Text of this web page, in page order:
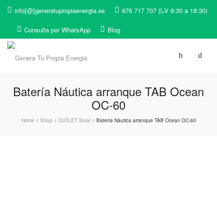
info[@]generatupropiaenergia.es 676 717 707 (L-V 9:30 a 18:30)
Consulta por WhatsApp Blog
Batería Náutica arranque TAB Ocean
OC-60
Home / Shop / OUTLET Solar / Batería Náutica arranque TAB Ocean OC-60